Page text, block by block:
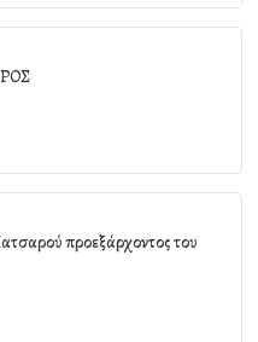
προεξάρχοντος του